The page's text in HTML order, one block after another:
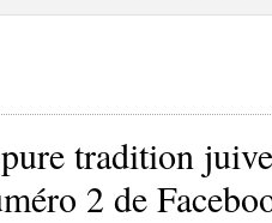
tradition
2 de